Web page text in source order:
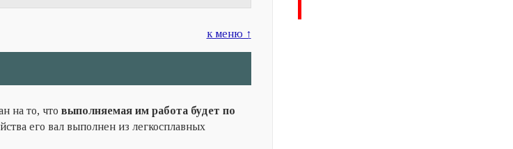
к меню ↑
на то, чтовыполняемая им работа будет по
его вал выполнен из легкосплавных